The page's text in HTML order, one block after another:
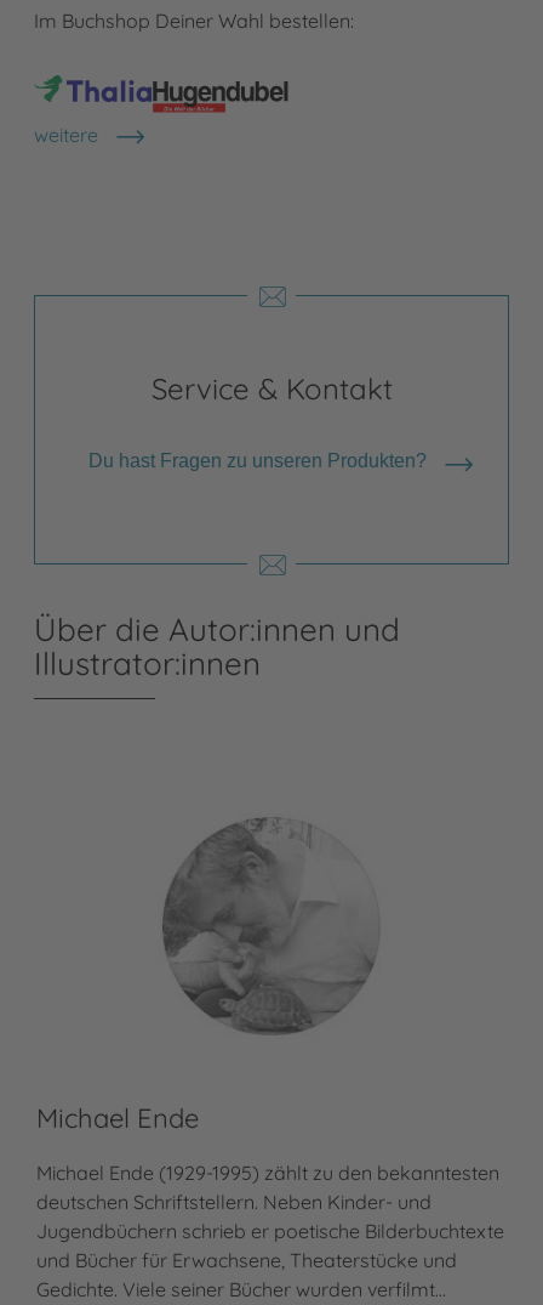
Im Buchshop Deiner Wahl bestellen:
weitere
Shops anzeigen
Service & Kontakt
Du hast Fragen zu unseren Produkten?
Über die Autor:innen und
Illustrator:innen
Michael Ende
Michael Ende (1929-1995) zählt zu den bekanntesten
deutschen Schriftstellern. Neben Kinder- und
Jugendbüchern schrieb er poetische Bilderbuchtexte
und Bücher für Erwachsene, Theaterstücke und
Gedichte. Viele seiner Bücher wurden verfilmt…